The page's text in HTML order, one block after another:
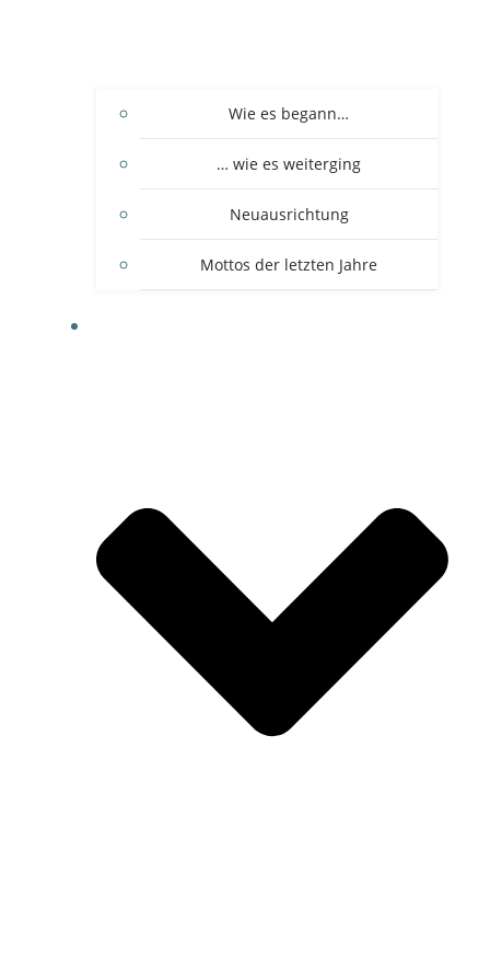
Wie es begann…
… wie es weiterging
Neuausrichtung
Mottos der letzten Jahre